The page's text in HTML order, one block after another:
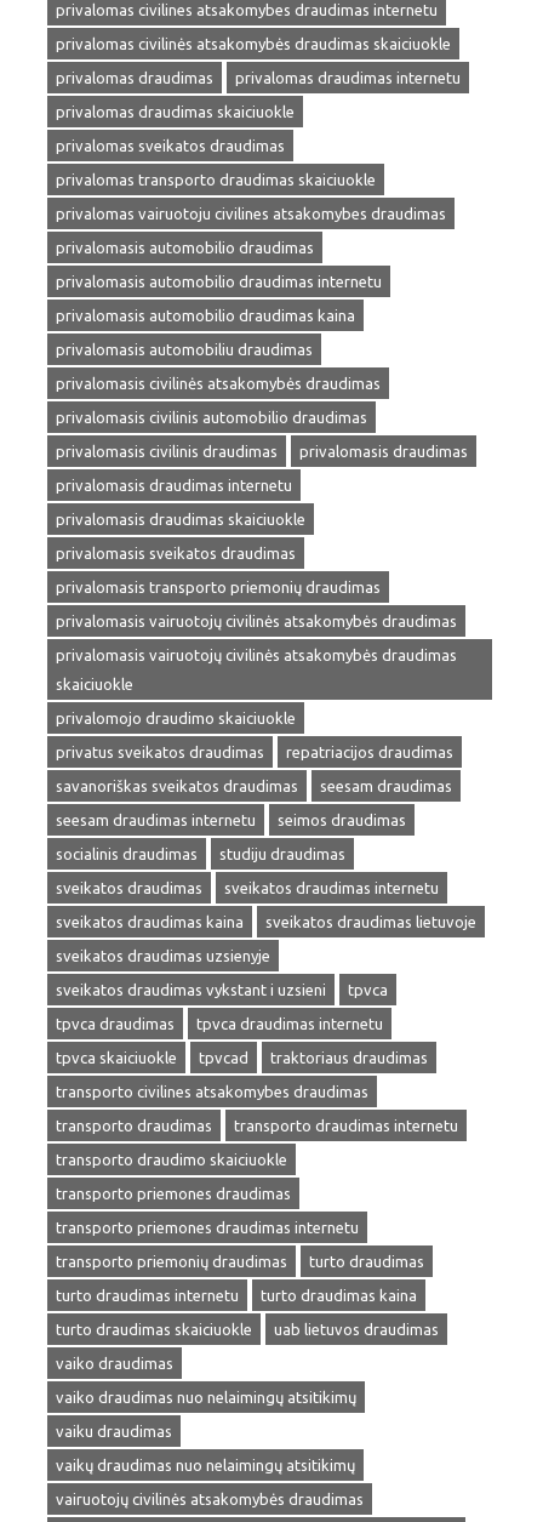
privalomas civilines atsakomybes draudimas internetu
privalomas civilinės atsakomybės draudimas skaiciuokle
privalomas draudimas
privalomas draudimas internetu
privalomas draudimas skaiciuokle
privalomas sveikatos draudimas
privalomas transporto draudimas skaiciuokle
privalomas vairuotoju civilines atsakomybes draudimas
privalomasis automobilio draudimas
privalomasis automobilio draudimas internetu
privalomasis automobilio draudimas kaina
privalomasis automobiliu draudimas
privalomasis civilinės atsakomybės draudimas
privalomasis civilinis automobilio draudimas
privalomasis civilinis draudimas
privalomasis draudimas
privalomasis draudimas internetu
privalomasis draudimas skaiciuokle
privalomasis sveikatos draudimas
privalomasis transporto priemonių draudimas
privalomasis vairuotojų civilinės atsakomybės draudimas
privalomasis vairuotojų civilinės atsakomybės draudimas
skaiciuokle
privalomojo draudimo skaiciuokle
privatus sveikatos draudimas
repatriacijos draudimas
savanoriškas sveikatos draudimas
seesam draudimas
seesam draudimas internetu
seimos draudimas
socialinis draudimas
studiju draudimas
sveikatos draudimas
sveikatos draudimas internetu
sveikatos draudimas kaina
sveikatos draudimas lietuvoje
sveikatos draudimas uzsienyje
sveikatos draudimas vykstant i uzsieni
tpvca
tpvca draudimas
tpvca draudimas internetu
tpvca skaiciuokle
tpvcad
traktoriaus draudimas
transporto civilines atsakomybes draudimas
transporto draudimas
transporto draudimas internetu
transporto draudimo skaiciuokle
transporto priemones draudimas
transporto priemones draudimas internetu
transporto priemonių draudimas
turto draudimas
turto draudimas internetu
turto draudimas kaina
turto draudimas skaiciuokle
uab lietuvos draudimas
vaiko draudimas
vaiko draudimas nuo nelaimingų atsitikimų
vaiku draudimas
vaikų draudimas nuo nelaimingų atsitikimų
vairuotojų civilinės atsakomybės draudimas